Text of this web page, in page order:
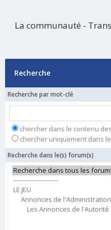
La communauté -
Recherche
Recherche par mot-clé
chercher dans le contenu
chercher uniquement dans
Recherche dans le(s) forum(s)